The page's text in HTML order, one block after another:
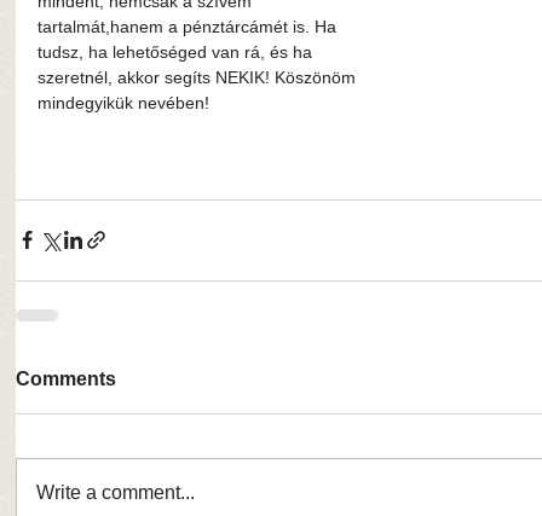
tartalmát,hanem a pénztárcámét is. Ha
tudsz, ha lehetőséged van rá, és ha
szeretnél, akkor segíts NEKIK! Köszönöm
mindegyikük nevében!
Comments
Write a comment...